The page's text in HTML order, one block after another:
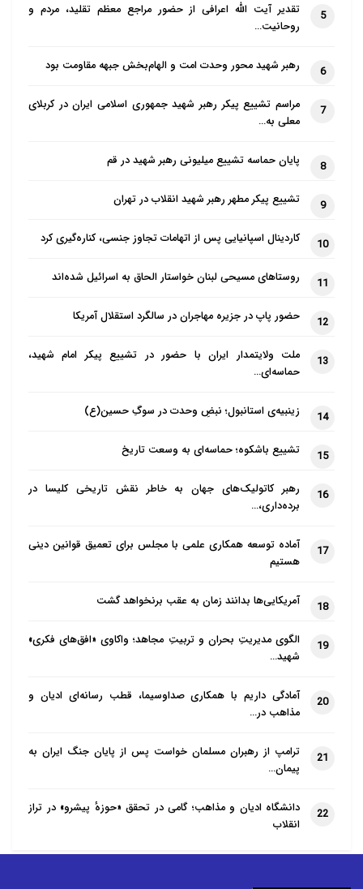
5
تقدیر آیت الله اعرافی از حضور مراجع معظم تقلید، مردم و
روحانیت…
6 رهبر شهید محور وحدت امت و الهام‌بخش جبهه مقاومت بود
7
مراسم تشییع پیکر رهبر شهید جمهوری اسلامی ایران در کربلای
معلی به…
8 پایان حماسه تشییع میلیونی رهبر شهید در قم
9 تشییع پیکر مطهر رهبر شهید انقلاب در تهران
10 کاردینال اسپانیایی پس از اتهامات تجاوز جنسی، کناره‌گیری کرد
11 روستاهای مسیحی لبنان خواستار الحاق به اسرائیل شده‌اند
12 حضور پاپ در جزیره مهاجران در سالگرد استقلال آمریکا
13
ملت ولایتمدار ایران با حضور در تشییع پیکر امام شهید،
حماسه‌ای…
14 زینبیه‌ی استانبول؛ نبضِ وحدت در سوگِ حسین(ع)
15 تشییع باشکوه؛ حماسه‌ای به وسعت تاریخ
16
رهبر کاتولیک‌های جهان به خاطر نقش تاریخی کلیسا در
برده‌داری،…
17
آماده توسعه همکاری علمی با مجلس برای تعمیق قوانین دینی
هستیم
18 آمریکایی‌ها بدانند زمان به عقب برنخواهد گشت
19
الگوی مدیریتِ بحران و تربیتِ مجاهد؛ واکاوی «افق‌های فکری»
شهید…
20
آمادگی داریم با همکاری صداوسیما، قطب رسانه‌ای ادیان و
مذاهب در…
21
ترامپ از رهبران مسلمان خواست پس از پایان جنگ ایران به
پیمان…
22
دانشگاه ادیان و مذاهب؛ گامی در تحقق «حوزهٔ پیشرو» در تراز
انقلاب